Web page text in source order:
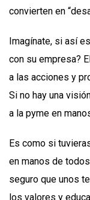
convierten en
Imagínate, si así
con su empresa?
a las acciones y
Si no hay una
a la pyme en
Es como si
en manos de
seguro que unos
los valores y